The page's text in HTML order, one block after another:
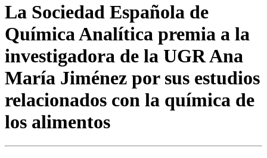
La Sociedad Española de
Química Analítica premia a la
investigadora de la UGR Ana
María Jiménez por sus estudios
relacionados con la química de
los alimentos